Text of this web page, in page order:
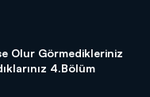
Olur Görmedikleriniz
4.Bölüm